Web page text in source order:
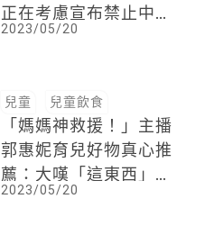
正在考慮宣布禁止中小
學校販售調味牛奶
2023/05/20
兒童 兒童飲食
「媽媽神救援！」主播
郭惠妮育兒好物真心推
薦：大嘆「這東西」第
三胎才知道，超可惜
2023/05/20